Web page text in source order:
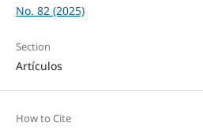
No. 82 (2025)
Section
Artículos
How to Cite